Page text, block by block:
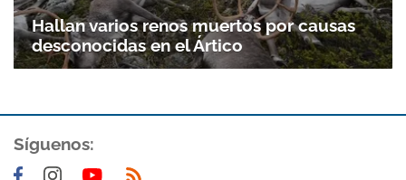
Gracias por suscribirte a nuestro boletín.
Hallan varios renos muertos por causas
desconocidas en el Ártico
Síguenos: